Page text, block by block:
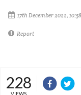
17th December 2022,
Report
228
VIEWS